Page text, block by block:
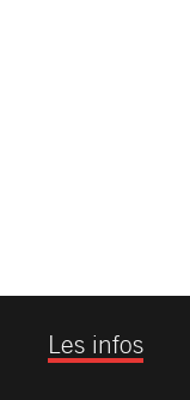
Les infos